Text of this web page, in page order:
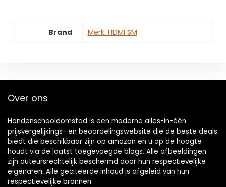
Brand Merk: HDMI SM
Over ons
Hondenschooldomstad is een moderne alles-in-één
prijsvergelijkings- en beoordelingswebsite die de beste deals
biedt die beschikbaar zijn op amazon en u op de hoogte
houdt via de laatst toegevoegde blogs. Alle afbeeldingen
zijn auteursrechtelijk beschermd door hun respectievelijke
eigenaren. Alle geciteerde inhoud is afgeleid van hun
respectievelijke bronnen.